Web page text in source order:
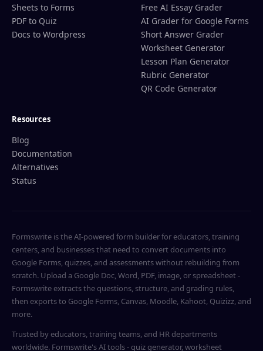
Sheets to Forms
PDF to Quiz
Docs to Wordpress
Free AI Essay Grader
AI Grader for Google Forms
Short Answer Grader
Worksheet Generator
Lesson Plan Generator
Rubric Generator
QR Code Generator
Resources
Blog
Documentation
Alternatives
Status
Formswrite is the AI-powered form builder for educators, training
centers, and businesses that need to convert documents into
Google Forms, quizzes, and assessments without rebuilding from
scratch. Upload a Google Doc, Word, PDF, image, or spreadsheet -
Formswrite extracts the questions, structure, and grading rules,
then exports to Google Forms, Canvas, Moodle, Kahoot, Quizizz, and
more.
Trusted by educators, training teams, and HR departments
worldwide. Formswrite's AI tools - quiz generator, worksheet